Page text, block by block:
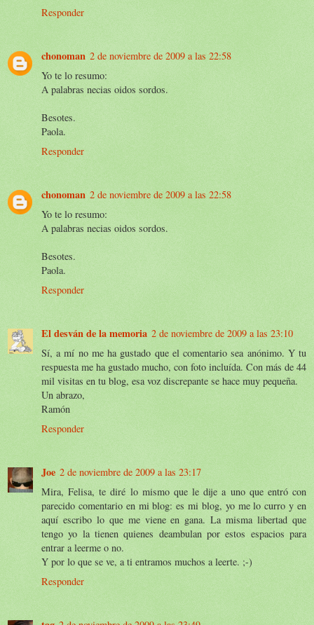
Responder
chonoman 2 de noviembre de 2009 a las 22:58
Yo te lo resumo:
A palabras necias oidos sordos.
Besotes.
Paola.
Responder
chonoman 2 de noviembre de 2009 a las 22:58
Yo te lo resumo:
A palabras necias oidos sordos.
Besotes.
Paola.
Responder
El desván de la memoria 2 de noviembre de 2009 a las 23:10
Sí, a mí no me ha gustado que el comentario sea anónimo. Y tu
respuesta me ha gustado mucho, con foto incluída. Con más de 44
mil visitas en tu blog, esa voz discrepante se hace muy pequeña.
Un abrazo,
Ramón
Responder
Joe 2 de noviembre de 2009 a las 23:17
Mira, Felisa, te diré lo mismo que le dije a uno que entró con
parecido comentario en mi blog: es mi blog, yo me lo curro y en
aquí escribo lo que me viene en gana. La misma libertad que
tengo yo la tienen quienes deambulan por estos espacios para
entrar a leerme o no.
Y por lo que se ve, a ti entramos muchos a leerte. ;-)
Responder